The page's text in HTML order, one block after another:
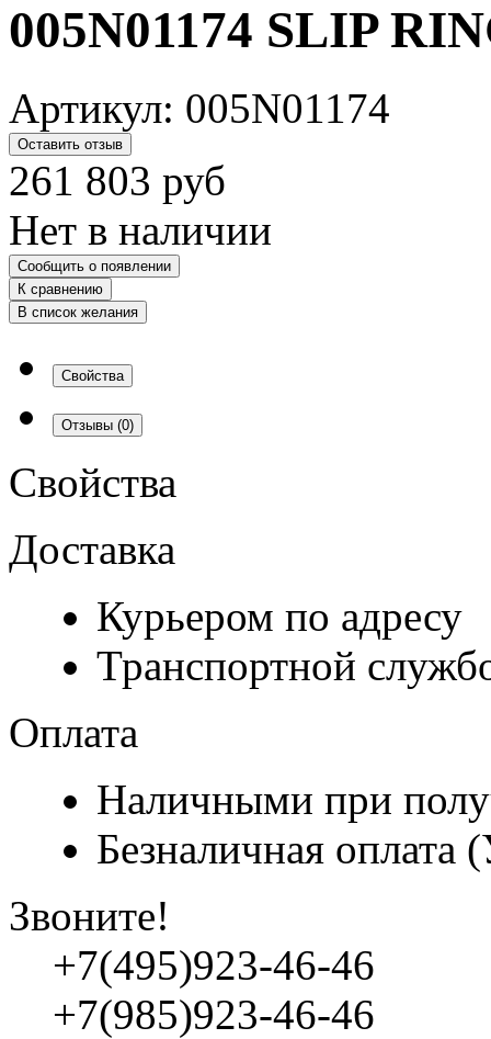
005N01174 SLIP
Артикул: 005N01174
Оставить отзыв
261 803 руб
Нет в наличии
Сообщить о появлении
К сравнению
В список желания
Свойства
Отзывы (0)
Свойства
Доставка
Курьером по адресу
Транспортной
Оплата
Наличными при
Безналичная
Звоните!
+7(495)923-46-46
+7(985)923-46-46